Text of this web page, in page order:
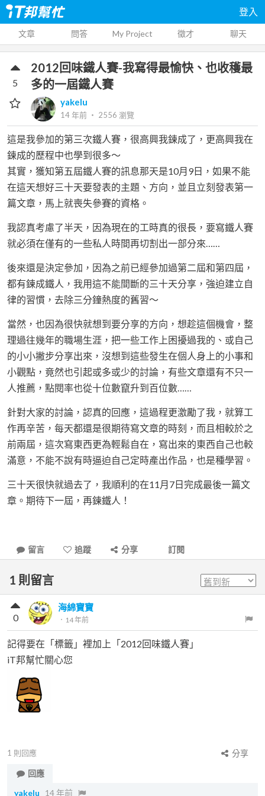
登入
文章 問答 My Project 徵才 聊天
2012回味鐵人賽-我寫得最愉快、也收穫最
多的一屆鐵人賽
yakelu
14 年前 ‧ 2556 瀏覽
5
這是我參加的第三次鐵人賽，很高興我鍊成了，更高興我在
鍊成的歷程中也學到很多～
其實，獲知第五屆鐵人賽的訊息那天是10月9日，如果不能
在這天想好三十天要發表的主題、方向，並且立刻發表第一
篇文章，馬上就喪失參賽的資格。
我認真考慮了半天，因為現在的工時真的很長，要寫鐵人賽
就必須在僅有的一些私人時間再切割出一部分來……
後來還是決定參加，因為之前已經參加過第二屆和第四屆，
都有鍊成鐵人，我用這不能間斷的三十天分享，強迫建立自
律的習慣，去除三分鐘熱度的舊習～
當然，也因為很快就想到要分享的方向，想趁這個機會，整
理過往幾年的職場生涯，把一些工作上困擾過我的、或自己
的小小撇步分享出來，沒想到這些發生在個人身上的小事和
小觀點，竟然也引起或多或少的討論，有些文章還有不只一
人推薦，點閱率也從十位數竄升到百位數……
針對大家的討論，認真的回應，這過程更激勵了我，就算工
作再辛苦，每天都還是很期待寫文章的時刻，而且相較於之
前兩屆，這次寫東西更為輕鬆自在，寫出來的東西自己也較
滿意，不能不說有時逼迫自己定時產出作品，也是種學習。
三十天很快就過去了，我順利的在11月7日完成最後一篇文
章。期待下一屆，再鍊鐵人！
留言 追蹤 分享 訂閱
1 則留言
海綿寶寶
． 14 年前
0
記得要在「標籤」裡加上「2012回味鐵人賽」
iT邦幫忙關心您
1 則回應
分享
回應
yakelu
14 年前